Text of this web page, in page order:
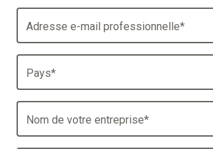
Adresse e-mail professionnelle*
Pays*
Nom de votre entreprise*